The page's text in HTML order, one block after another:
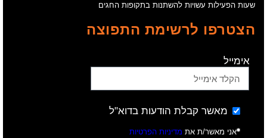
שעות הפעילות עשויות להשתנות בתקופות החגים
הצטרפו לרשימת התפוצה
אימייל
מאשר קבלת הודעות בדוא"ל
אני מאשר/ת את מדיניות הפרטיות